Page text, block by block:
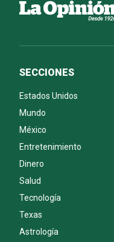
SECCIONES
Estados Unidos
Mundo
México
Entretenimiento
Dinero
Salud
Tecnología
Texas
Astrología